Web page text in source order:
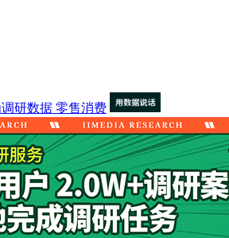
研数据 零售消费